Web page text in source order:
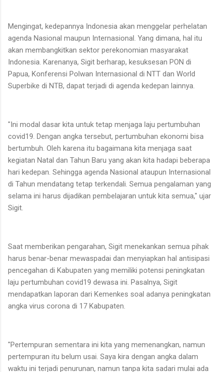
Mengingat, kedepannya Indonesia akan menggelar perhelatan
agenda Nasional maupun Internasional. Yang dimana, hal itu
akan membangkitkan sektor perekonomian masyarakat
Indonesia. Karenanya, Sigit berharap, kesuksesan PON di
Papua, Konferensi Polwan Internasional di NTT dan World
Superbike di NTB, dapat terjadi di agenda kedepan lainnya.
"Ini modal dasar kita untuk tetap menjaga laju pertumbuhan
covid19. Dengan angka tersebut, pertumbuhan ekonomi bisa
bertumbuh. Oleh karena itu bagaimana kita menjaga saat
kegiatan Natal dan Tahun Baru yang akan kita hadapi beberapa
hari kedepan. Sehingga agenda Nasional ataupun Internasional
di Tahun mendatang tetap terkendali. Semua pengalaman yang
selama ini harus dijadikan pembelajaran untuk kita semua," ujar
Sigit.
Saat memberikan pengarahan, Sigit menekankan semua pihak
harus benar-benar mewaspadai dan menyiapkan hal antisipasi
pencegahan di Kabupaten yang memiliki potensi peningkatan
laju pertumbuhan covid19 dewasa ini. Pasalnya, Sigit
mendapatkan laporan dari Kemenkes soal adanya peningkatan
angka virus corona di 17 Kabupaten.
"Pertempuran sementara ini kita yang memenangkan, namun
pertempuran itu belum usai. Saya kira dengan angka dalam
waktu ini terjadi penurunan, namun tanpa kita sadari mulai ada